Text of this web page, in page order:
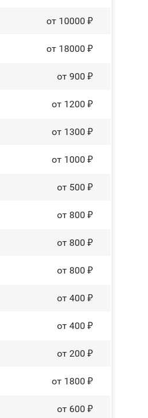
от 10000 ₽
от 18000 ₽
от 900 ₽
от 1200 ₽
от 1300 ₽
от 1000 ₽
от 500 ₽
от 800 ₽
от 800 ₽
от 800 ₽
от 400 ₽
от 400 ₽
от 200 ₽
от 1800 ₽
от 600 ₽